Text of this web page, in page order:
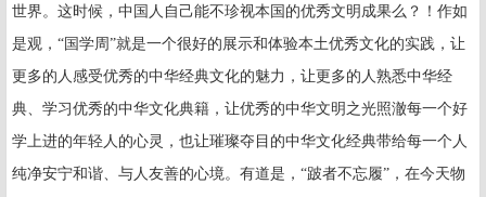
世界。这时候，中国人自己能不珍视本国的优秀文明成果么？！作如
是观，“国学周”就是一个很好的展示和体验本土优秀文化的实践，让
更多的人感受优秀的中华经典文化的魅力，让更多的人熟悉中华经
典、学习优秀的中华文化典籍，让优秀的中华文明之光照澈每一个好
学上进的年轻人的心灵，也让璀璨夺目的中华文化经典带给每一个人
纯净安宁和谐、与人友善的心境。有道是，“跛者不忘履”，在今天物